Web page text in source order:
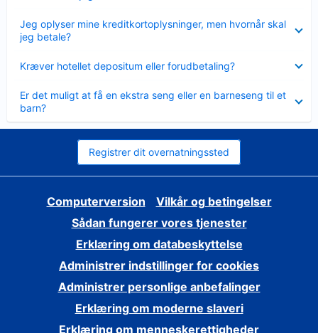
Jeg oplyser mine kreditkortoplysninger, men hvornår skal
jeg betale?
Kræver hotellet depositum eller forudbetaling?
Er det muligt at få en ekstra seng eller en barneseng til et
barn?
Registrer dit overnatningssted
Computerversion
Vilkår og betingelser
Sådan fungerer vores tjenester
Erklæring om databeskyttelse
Administrer indstillinger for cookies
Administrer personlige anbefalinger
Erklæring om moderne slaveri
Erklæring om menneskerettigheder